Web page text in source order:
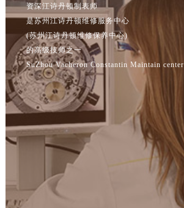
资深江诗丹顿制表师
是苏州江诗丹顿维修服务中心
(苏州江诗丹顿维修保养中心)
的高级技师之一
SuZhou Vacheron Constantin Maintain center